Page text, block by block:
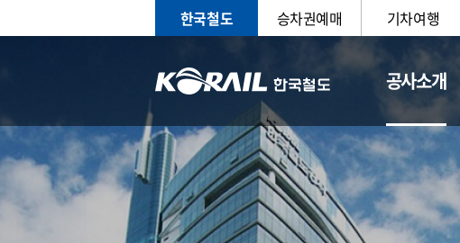
한국철도 승차권예매 기차여행
공사소개
CEO 일반현황